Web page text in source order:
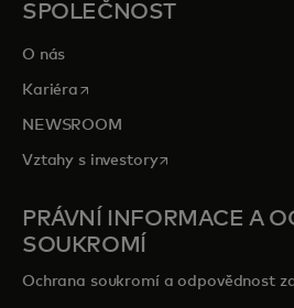
SPOLEČNOST
O nás
Kariéra opens in a new tab
NEWSROOM
Vztahy s investoryopens in a new tab
PRÁVNÍ INFORMACE A
SOUKROMÍ
Ochrana soukromí a odpovědnost